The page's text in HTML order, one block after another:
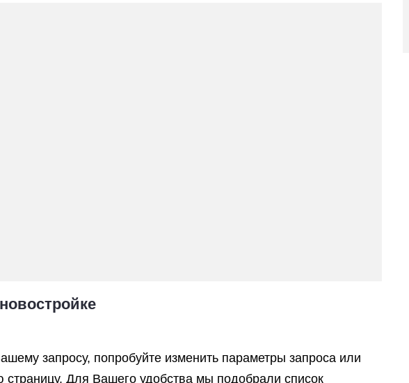
запросу, попробуйте изменить параметры запроса или
Для Вашего удобства мы подобрали список